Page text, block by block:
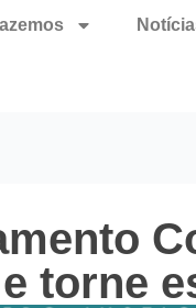
e torne